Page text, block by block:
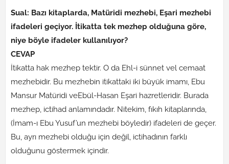
Sual: Bazı kitaplarda, Matüridi mezhebi, Eşari mezhebi
ifadeleri geçiyor. İtikatta tek mezhep olduğuna göre,
niye böyle ifadeler kullanılıyor?
CEVAP
İtikatta hak mezhep tektir. O da Ehl-i sünnet vel cemaat
mezhebidir. Bu mezhebin itikattaki iki büyük imamı, Ebu
Mansur Matüridi veEbül-Hasan Eşari hazretleridir. Burada
mezhep, ictihad anlamındadır. Nitekim, fıkıh kitaplarında,
(İmam-ı Ebu Yusuf’un mezhebi böyledir) ifadeleri de geçer.
Bu, ayrı mezhebi olduğu için değil, ictihadının farklı
olduğunu göstermek içindir.